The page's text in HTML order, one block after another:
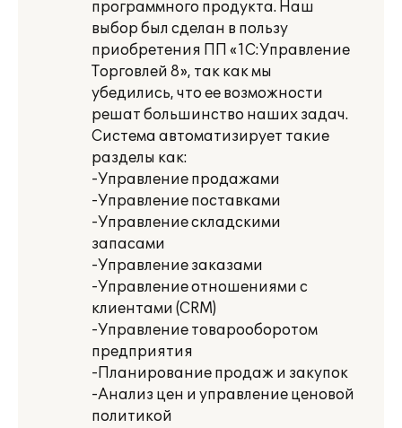
программного продукта. Наш
выбор был сделан в пользу
приобретения ПП «1С:Управление
Торговлей 8», так как мы
убедились, что ее возможности
решат большинство наших задач.
Система автоматизирует такие
разделы как:
-Управление продажами
-Управление поставками
-Управление складскими
запасами
-Управление заказами
-Управление отношениями с
клиентами (CRM)
-Управление товарооборотом
предприятия
-Планирование продаж и закупок
-Анализ цен и управление ценовой
политикой